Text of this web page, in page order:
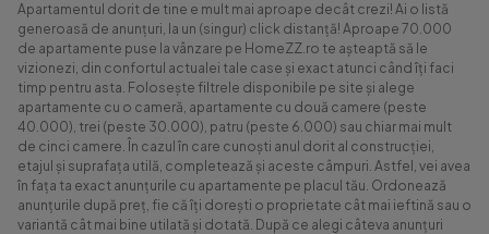
Apartamentul dorit de tine e mult mai aproape decât crezi! Ai o listă
generoasă de anunțuri, la un (singur) click distanță! Aproape 70.000
de apartamente puse la vânzare pe HomeZZ.ro te așteaptă să le
vizionezi, din confortul actualei tale case și exact atunci când îți faci
timp pentru asta. Folosește filtrele disponibile pe site și alege
apartamente cu o cameră, apartamente cu două camere (peste
40.000), trei (peste 30.000), patru (peste 6.000) sau chiar mai mult
de cinci camere. În cazul în care cunoști anul dorit al construcției,
etajul și suprafața utilă, completează și aceste câmpuri. Astfel, vei avea
în fața ta exact anunțurile cu apartamente pe placul tău. Ordonează
anunțurile după preț, fie că îți dorești o proprietate cât mai ieftină sau o
variantă cât mai bine utilată și dotată. După ce alegi câteva anunțuri